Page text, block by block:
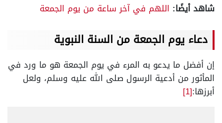
شاهد أيضًا: اللهم في آخر ساعة من يوم الجمعة
دعاء يوم الجمعة من السنة النبوية
إن أفضل ما يدعو به المرء في يوم الجمعة هو ما ورد في
المأثور من أدعية الرسول صلى الله عليه وسلم، ولعل
أبرزها:[1]